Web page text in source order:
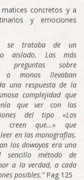
concretos y a
y emociones
se trataba de un
aislado. Las más
preguntas sobre
o monos llevaban
una respuesta de la
complejidad que
que ver con las
del tipo «Los
creen que…»que
leer en las monografías.
los dowayos era una
sencillo método de
a la verdad, a cada
posibles.”Pag 125